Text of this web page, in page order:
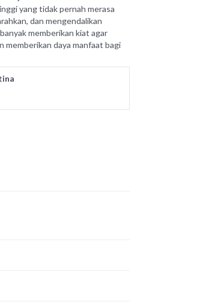
yang tidak pernah merasa
dan mengendalikan
memberikan kiat agar
memberikan daya manfaat bagi